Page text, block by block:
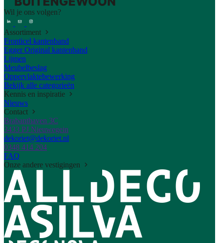
Wil je ons volgen?
Assortiment
Fronticel kantenband
Egger Original kantenband
Lijmen
Meubelbeslag
Oppervlaktebewerking
Bekijk alle categorieën
Kennis en inspiratie
Nieuws
Contact
Brabanthaven 3C
3433 PJ Nieuwegein
dekoriet@dekoriet.nl
0348 414 204
FAQ
Onze andere vestigingen